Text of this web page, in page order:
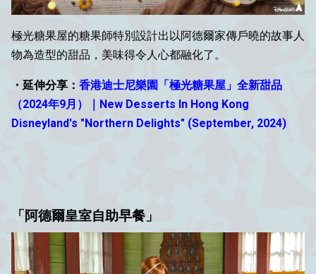
極光糖果屋的糖果師特別設計出以阿德爾家傳戶曉的故事人
物為造型的甜品，美味得令人心都融化了。
・延伸分享： 香港迪士尼樂園「極光糖果屋」全新甜品
（2024年9月）｜New Desserts In Hong Kong
Disneyland's "Northern Delights" (September, 2024)
「阿德爾皇室自助早餐」